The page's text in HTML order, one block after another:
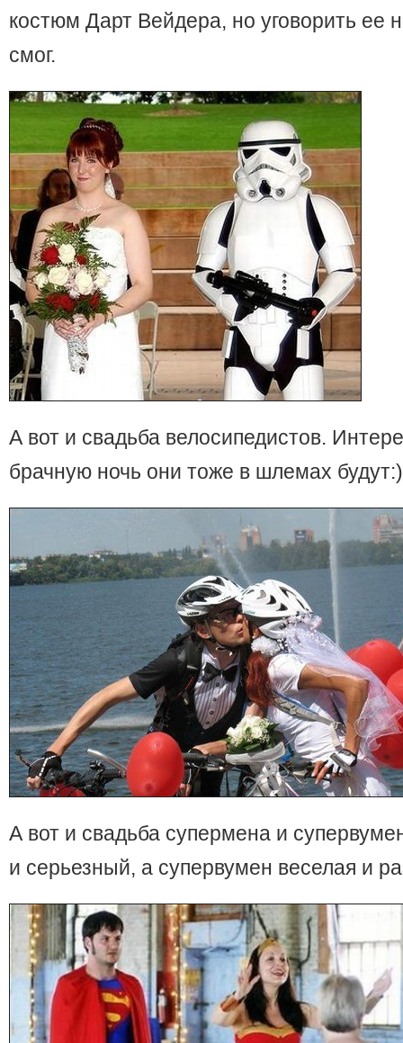
костюм Дарт Вейдера, но уговорить ее
смог.
А вот и свадьба велосипедистов.
брачную ночь они тоже в шлемах
А вот и свадьба супермена и
и серьезный, а супервумен веселая и